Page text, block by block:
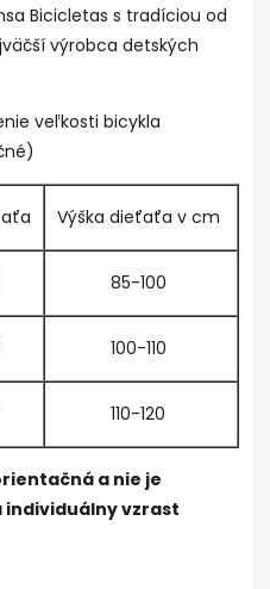
Bicicletas s tradíciou od
výrobca detských
veľkosti bicykla
Výška dieťaťa v cm
85-100
100-110
110-120
a nie je
vzrast